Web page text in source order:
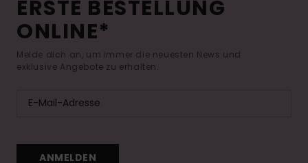
ERSTE BESTELLUNG
ONLINE*
Melde dich an, um immer die neuesten News und
exklusive Angebote zu erhalten.
ANMELDEN